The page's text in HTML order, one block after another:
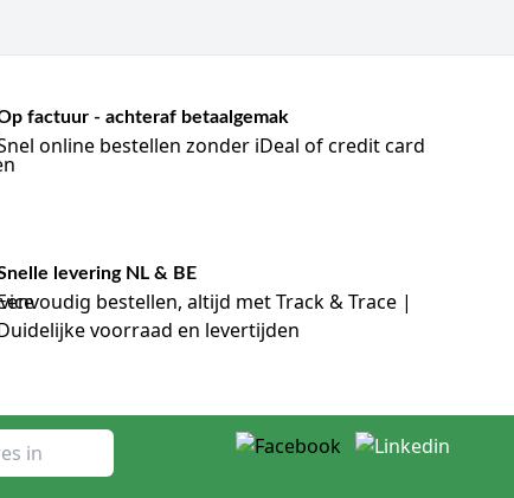
factuur - achteraf betaalgemak
online bestellen zonder iDeal of credit card
levering NL & BE
bestellen, altijd met Track & Trace |
voorraad en levertijden